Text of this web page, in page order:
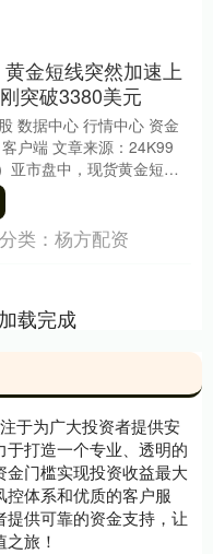
金短线突然加速上
突破3380美元
数据中心 行情中心 资金
户端 文章来源：24K99
亚市盘中，现货黄金短线
价刚刚突破3380....
分类： 杨方配资
载完成
于为广大投资者提供安
打造一个专业、透明的
门槛实现投资收益最大
体系和优质的客户服
供可靠的资金支持，让
旅！